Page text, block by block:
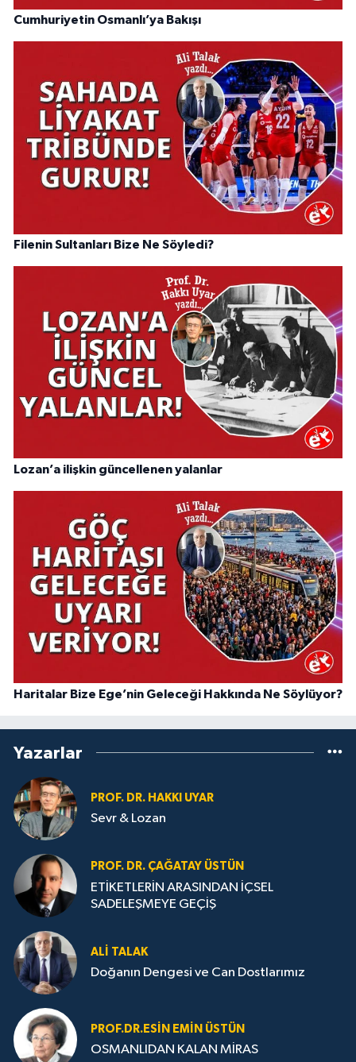
Cumhuriyetin Osmanlı’ya Bakışı
Filenin Sultanları Bize Ne Söyledi?
Lozan’a ilişkin güncellenen yalanlar
Haritalar Bize Ege’nin Geleceği Hakkında Ne Söylüyor?
Yazarlar
PROF. DR. HAKKI UYAR
Sevr & Lozan
PROF. DR. ÇAĞATAY ÜSTÜN
ETİKETLERİN ARASINDAN İÇSEL
SADELEŞMEYE GEÇİŞ
ALI TALAK
Doğanın Dengesi ve Can Dostlarımız
PROF.DR.ESIN EMIN ÜSTÜN
OSMANLIDAN KALAN MİRAS